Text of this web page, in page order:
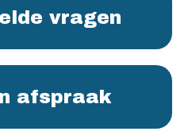
vragen
afspraak